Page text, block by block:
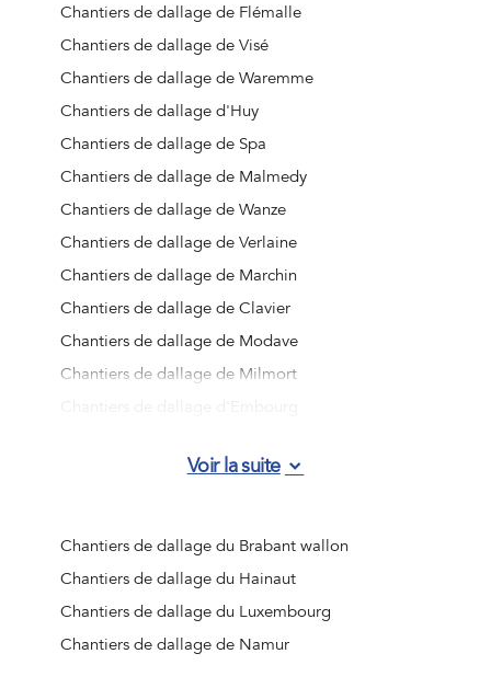
Chantiers de dallage de Flémalle
Chantiers de dallage de Visé
Chantiers de dallage de Waremme
Chantiers de dallage d'Huy
Chantiers de dallage de Spa
Chantiers de dallage de Malmedy
Chantiers de dallage de Wanze
Chantiers de dallage de Verlaine
Chantiers de dallage de Marchin
Chantiers de dallage de Clavier
Chantiers de dallage de Modave
Chantiers de dallage de Milmort
Chantiers de dallage de Jemeppe-sur-Meuse
Chantiers de dallage de Vottem
Chantiers de dallage de Nandrin
Chantiers de dallage de Liège (Jupille-sur-Meuse)
Chantiers de dallage de Beaufays
Voir la suite
Chantiers de dallage du Brabant wallon
Chantiers de dallage du Hainaut
Chantiers de dallage du Luxembourg
Chantiers de dallage de Namur